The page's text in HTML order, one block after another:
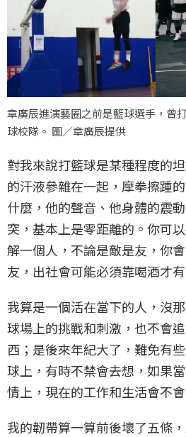
章廣辰進演藝圈之前是籃球選手，曾
球校隊。 圖／章廣辰提供
對我來說打籃球是某種程度的
的汗液參雜在一起，摩拳擦踵
什麼，他的聲音、他身體的震
突，基本上是零距離的。你可
解一個人，不論是敵是友，你
友，出社會可能必須靠喝酒才
我算是一個活在當下的人，沒
球場上的挑戰和刺激，也不會
西；是後來年紀大了，難免有
球上，有時不禁會去想，如果
情上，現在的工作和生活會不
我的韌帶算一算前後壞了五條